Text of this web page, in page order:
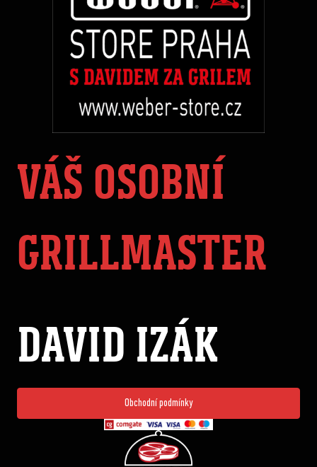
VÁŠ OSOBNÍ
GRILLMASTER
DAVID IZÁK
Obchodní podmínky